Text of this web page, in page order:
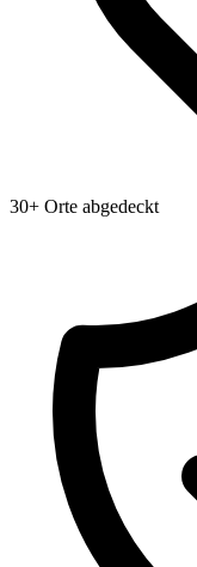
30+ Orte abgedeckt